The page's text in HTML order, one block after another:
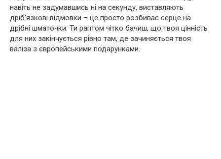
навіть не задумавшись ні на секунду, виставляють
дріб’язкові відмовки – це просто розбиває серце на
дрібні шматочки. Ти раптом чітко бачиш, що твоя цінність
для них закінчується рівно там, де зачиняється твоя
валіза з європейськими подарунками.